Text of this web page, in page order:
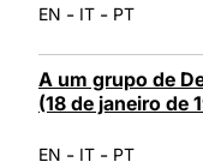
EN - IT - PT
A um grupo de
(18 de janeiro de
EN - IT - PT